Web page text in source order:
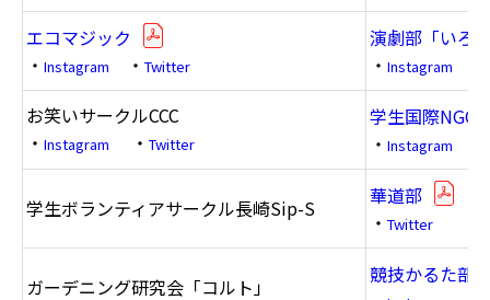
エコマジック
・ Instagram ・ Twitter
演劇部「いろ
・ Instagram
お笑いサークルCCC
・ Instagram ・ Twitter
学生国際NGO
・ Instagram
学生ボランティアサークル長崎Sip-S
華道部
・ Twitter
ガーデニング研究会「コルト」
競技かるた部